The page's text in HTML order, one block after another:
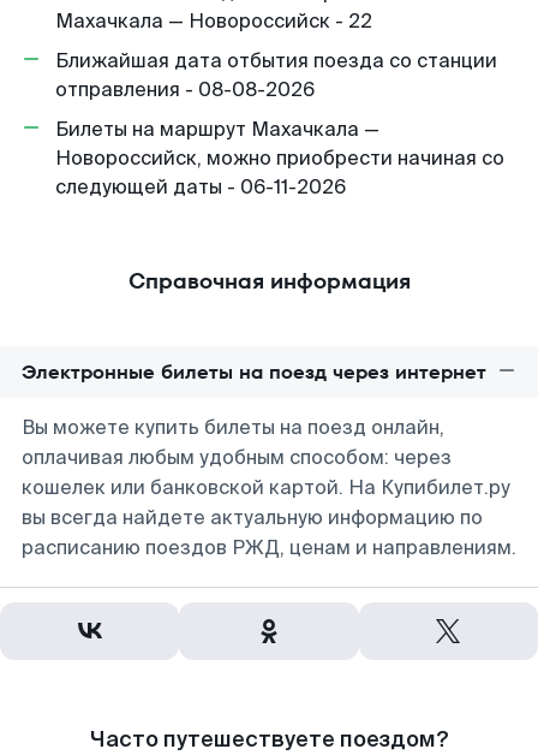
Махачкала — Новороссийск - 22
Ближайшая дата отбытия поезда со станции
отправления - 08-08-2026
Билеты на маршрут Махачкала —
Новороссийск, можно приобрести начиная со
следующей даты - 06-11-2026
Справочная информация
Электронные билеты на поезд через интернет
Вы можете купить билеты на поезд онлайн,
оплачивая любым удобным способом: через
кошелек или банковской картой. На Купибилет.ру
вы всегда найдете актуальную информацию по
расписанию поездов РЖД, ценам и направлениям.
Часто путешествуете поездом?